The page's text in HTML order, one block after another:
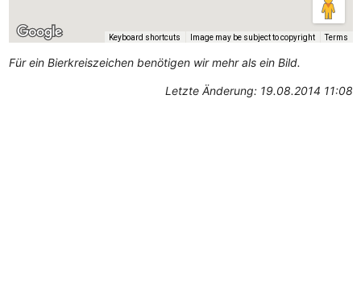
Keyboard shortcuts Image may be subject to copyright Terms
Für ein Bierkreiszeichen benötigen wir mehr als ein Bild.
Letzte Änderung: 19.08.2014 11:08